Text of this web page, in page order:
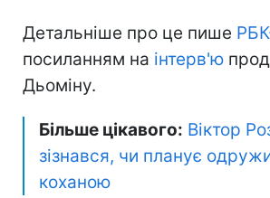
Детальніше про це пише
посиланням на інтерв'ю
Дьоміну.
Більше цікавого: Віктор
зізнався, чи планує
коханою